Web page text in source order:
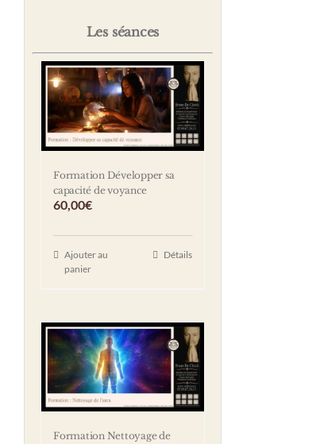
Les séances
Formation Développer sa
capacité de voyance
60,00€
Ajouter au
panier
Détails
Formation Nettoyage de